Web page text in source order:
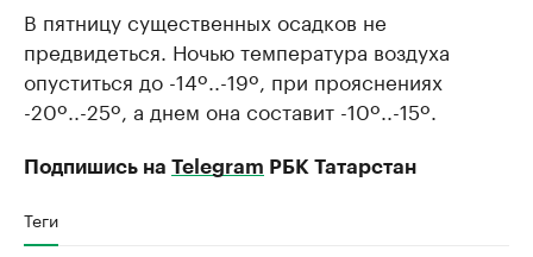
В пятницу существенных осадков не
предвидеться. Ночью температура воздуха
опуститься до -14º..-19º, при прояснениях
-20º..-25º, а днем она составит -10º..-15º.
Подпишись на Telegram РБК Татарстан
Теги